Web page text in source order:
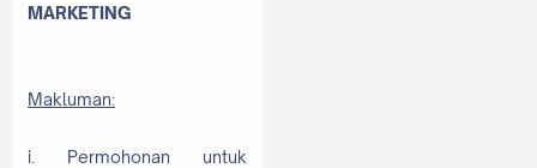
MARKETING
Makluman:
i. Permohonan untuk